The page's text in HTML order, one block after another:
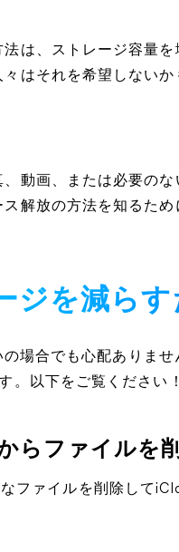
は、ストレージ容量
はそれを希望しないか
動画、または必要の
解放の方法を知るため
ジを減ら
場合でも心配ありま
。以下をご覧ください！
らファイルを
ファイルを削除して